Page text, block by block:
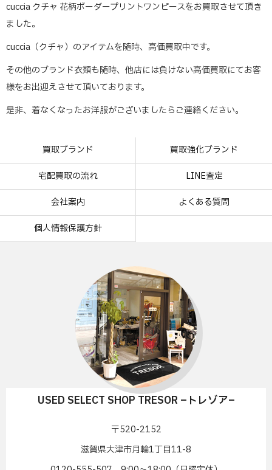
cuccia クチャ 花柄ボーダープリントワンピースをお買取させて頂き
ました。
cuccia（クチャ）のアイテムを随時、高価買取中です。
その他のブランド衣類も随時、他店には負けない高価買取にてお客
様をお出迎えさせて頂いております。
是非、着なくなったお洋服がございましたらご連絡ください。
買取ブランド 買取強化ブランド
宅配買取の流れ LINE査定
会社案内 よくある質問
個人情報保護方針
USED SELECT SHOP TRESOR –トレゾア–
〒520-2152
滋賀県大津市月輪1丁目11-8